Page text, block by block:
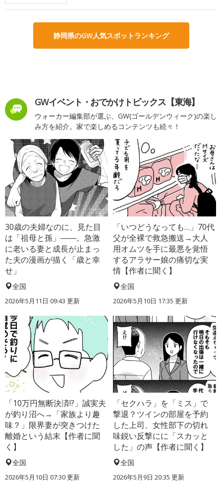
静岡県のGW人気スポットランキング
GWイベント・おでかけトピックス【東海】
ウォーカー編集部が選ぶ、GW(ゴールデンウィーク)の楽し
み方を紹介。家で楽しめるコンテンツも続々！
30歳の夫婦なのに、見た目
は「祖母と孫」――。急激
に老いる妻と成長が止まっ
た夫の漫画が描く「歳と幸
せ」
全国
2026年5月11日 09:43 更新
「いつどうなっても…」70代
父が全裸で救急搬送→大人
用オムツを手に最悪を覚悟
するアラサー娘の痛切な実
情【作者に聞く】
全国
2026年5月10日 17:35 更新
「10万円無断決済!?」誠実夫
が釣り沼へ→「家族より趣
味？」限界妻が突きつけた
離婚という結末【作者に聞
く】
全国
2026年5月10日 07:30 更新
「セクハラ」を「ミス」で
撃退？ツインの部屋を予約
した上司、女性部下の切れ
味鋭い反撃にに「スカッと
した」の声【作者に聞く】
全国
2026年5月9日 20:35 更新